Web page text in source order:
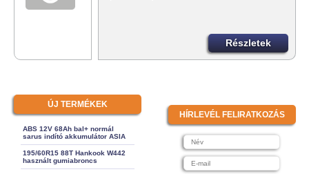
Részletek
ÚJ TERMÉKEK
ABS 12V 68Ah bal+ normál
sarus indító akkumulátor ASIA
195/60R15 88T Hankook W442
használt gumiabroncs
HÍRLEVÉL FELIRATKOZÁS